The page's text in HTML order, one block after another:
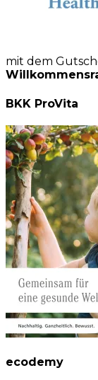
mit dem
BKK ProVita
ecodemy